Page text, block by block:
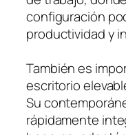
configuración
productividad y
También es
escritorio
Su
rápidamente